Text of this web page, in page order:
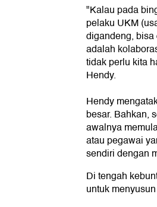
"Kalau pada
pelaku UKM
digandeng,
adalah
tidak perlu kita
Hendy.
Hendy
besar. Bahkan,
awalnya
atau pegawai
sendiri dengan
Di tengah
untuk menyusun